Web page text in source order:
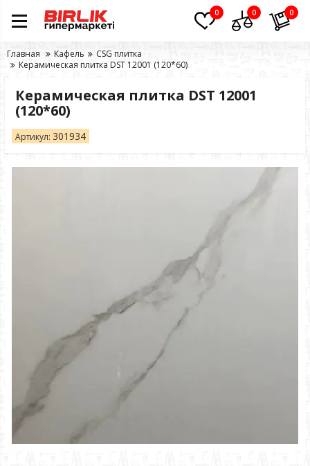
0 0 0
Главная Кафель
CSG плитка
Керамическая плитка DST 12001 (120*60)
Керамическая плитка DST 12001
(120*60)
Артикул: 301934